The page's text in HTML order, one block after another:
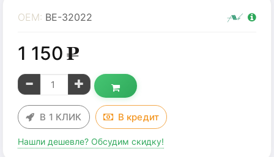
OEM: BE-32022
1 150g
В 1 КЛИК В кредит
Нашли дешевле? Обсудим скидку!